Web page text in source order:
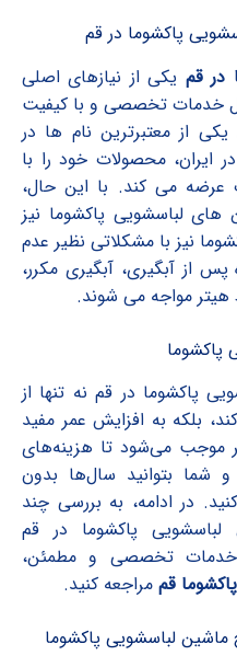
پاکشوما در قم
در قم یکی از نیازهای اصلی
خدمات تخصصی و با کیفیت
یکی از معتبرترین نام ها در
ایران، محصولات خود را با
عرضه می کند. با این حال،
های لباسشویی پاکشوما نیز
نیز با مشکلاتی نظیر عدم
از آبگیری، آبگیری مکرر،
مواجه می شوند.
پاکشوما
پاکشوما در قم نه تنها از
بلکه به افزایش عمر مفید
موجب می‌شود تا هزینه‌های
شما بتوانید سال‌ها بدون
در ادامه، به بررسی چند
پاکشوما در قم
خدمات تخصصی و مطمئن،
قم مراجعه کنید.
لباسشویی پاکشوما